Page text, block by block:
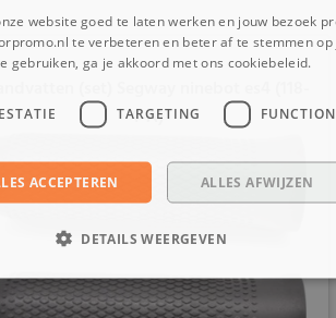
4-A)
website goed te laten werken en jouw bezoek
te verbeteren en beter af te stemmen
gebruiken, ga je akkoord met ons cookiebeleid.
TARGETING
ACCEPTEREN ALLES AFWIJZEN
DETAILS WEERGEVEN